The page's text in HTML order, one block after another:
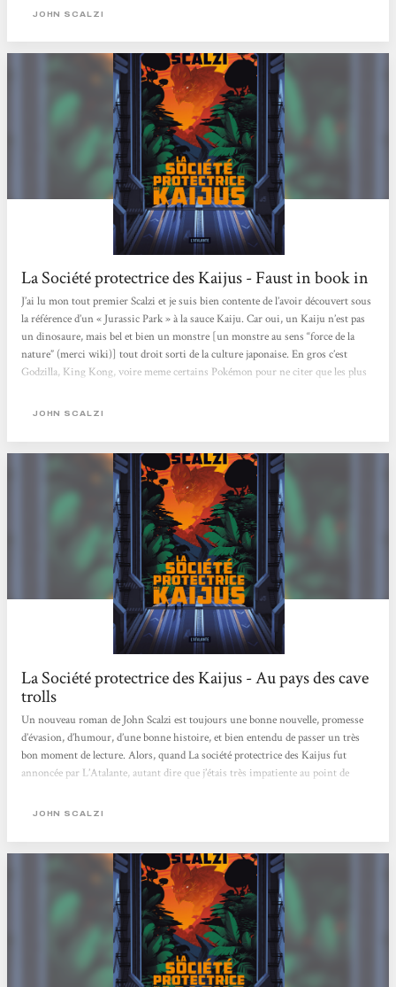
fac, Tom. Au bout de plusieurs livraisons, Tom lui propose de venir travailler
secrets qui entourent cette fameuse société dont...
JOHN SCALZI
La Société protectrice des Kaijus - Faust in book in
J’ai lu mon tout premier Scalzi et je suis bien contente de l’avoir découvert sous
la référence d’un « Jurassic Park » à la sauce Kaiju. Car oui, un Kaiju n’est pas
un dinosaure, mais bel et bien un monstre [un monstre au sens “force de la
nature” (merci wiki)] tout droit sorti de la culture japonaise. En gros c’est
Godzilla, King Kong, voire meme certains Pokémon pour ne citer que les plus
plus gros !Nous suivons ici Jamie, qui va se voir offrir un poste au sein d’une
JOHN SCALZI
La Société protectrice des Kaijus - Au pays des cave
trolls
Un nouveau roman de John Scalzi est toujours une bonne nouvelle, promesse
d’évasion, d’humour, d’une bonne histoire, et bien entendu de passer un très
bon moment de lecture. Alors, quand La société protectrice des Kaijus fut
annoncée par L’Atalante, autant dire que j’étais très impatiente au point de
évoquées: oui dans l’ensemble.[...] Kaijū est un mot japonais désignant des
la notion de force de la nature, devant...
JOHN SCALZI